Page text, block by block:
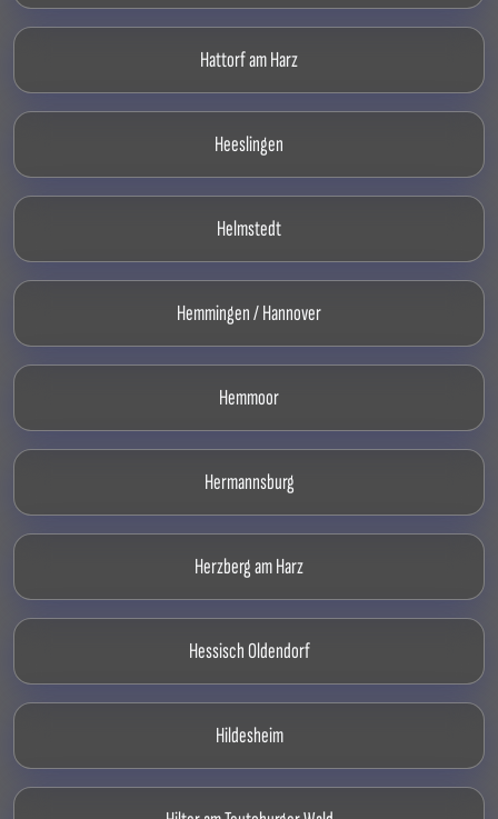
Hattorf am Harz
Heeslingen
Helmstedt
Hemmingen / Hannover
Hemmoor
Hermannsburg
Herzberg am Harz
Hessisch Oldendorf
Hildesheim